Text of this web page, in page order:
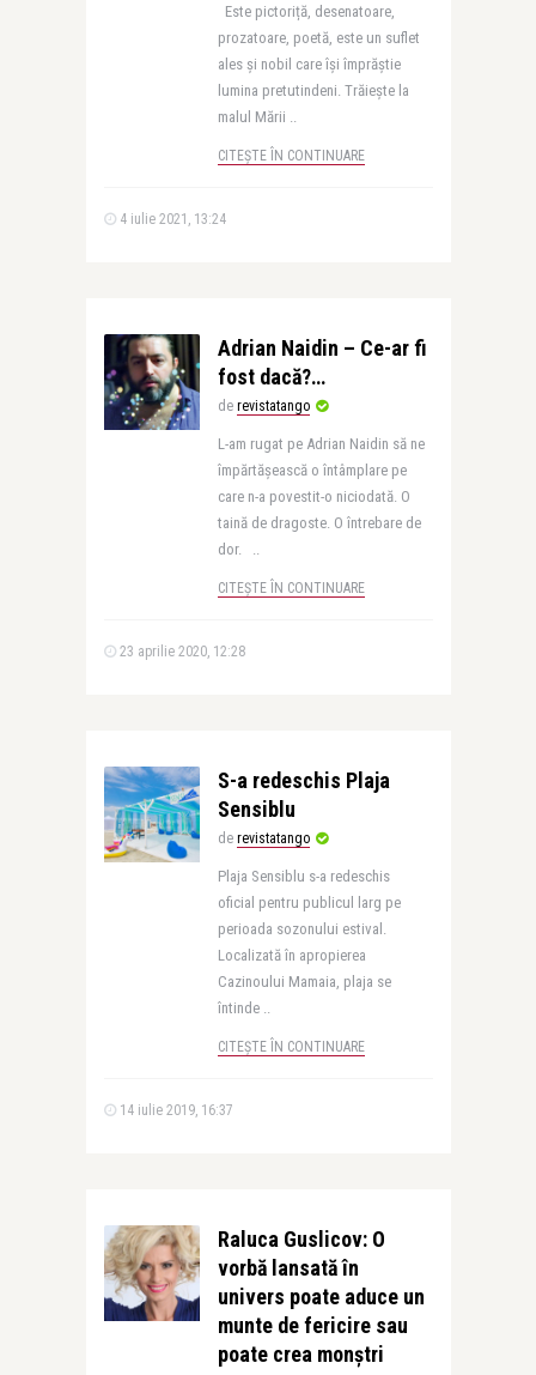
Este pictoriță, desenatoare,
prozatoare, poetă, este un suflet
ales și nobil care își împrăștie
lumina pretutindeni. Trăiește la
malul Mării ..
CITEȘTE ÎN CONTINUARE
4 iulie 2021, 13:24
Adrian Naidin – Ce-ar fi
fost dacă?…
de revistatango
L-am rugat pe Adrian Naidin să ne
împărtășească o întâmplare pe
care n-a povestit-o niciodată. O
taină de dragoste. O întrebare de
dor. ..
CITEȘTE ÎN CONTINUARE
23 aprilie 2020, 12:28
S-a redeschis Plaja
Sensiblu
de revistatango
Plaja Sensiblu s-a redeschis
oficial pentru publicul larg pe
perioada sozonului estival.
Localizată în apropierea
Cazinoului Mamaia, plaja se
întinde ..
CITEȘTE ÎN CONTINUARE
14 iulie 2019, 16:37
Raluca Guslicov: O
vorbă lansată în
univers poate aduce un
munte de fericire sau
poate crea monștri